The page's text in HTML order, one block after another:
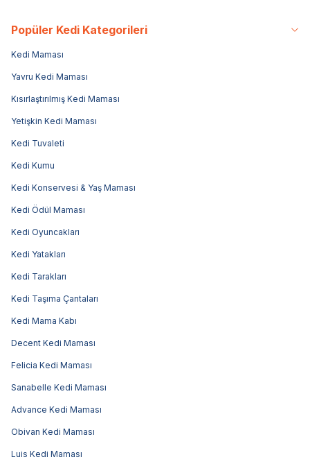
Popüler Kedi Kategorileri
Kedi Maması
Yavru Kedi Maması
Kısırlaştırılmış Kedi Maması
Yetişkin Kedi Maması
Kedi Tuvaleti
Kedi Kumu
Kedi Konservesi & Yaş Maması
Kedi Ödül Maması
Kedi Oyuncakları
Kedi Yatakları
Kedi Tarakları
Kedi Taşıma Çantaları
Kedi Mama Kabı
Decent Kedi Maması
Felicia Kedi Maması
Sanabelle Kedi Maması
Advance Kedi Maması
Obivan Kedi Maması
Luis Kedi Maması